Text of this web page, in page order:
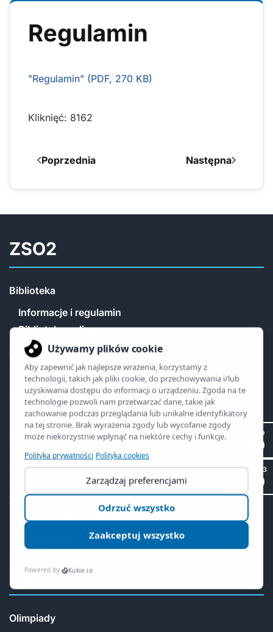
Regulamin
"Regulamin" (PDF, 270 KB)
Kliknięć: 8162
Poprzednia Następna
ZSO2
Biblioteka
Informacje i regulamin
Biblioteka online
e-legitymacja
mLegitymacja
Obiady
Ubezpieczenia
Gabinet dentystyczny
RODO
ePUAP eDoręczenia
Deklaracja dostępności
II LO
Olimpiady
II LO
SP 53